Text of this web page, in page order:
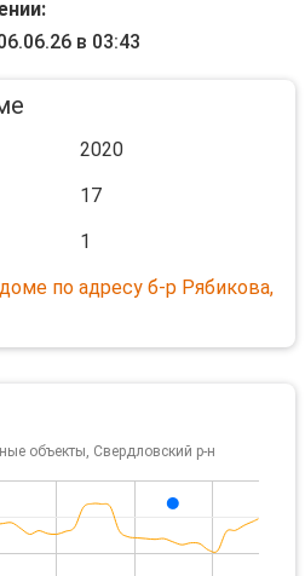
в 03:43
2020
17
1
по адресу б-р Рябикова,
объекты, Свердловский р-н